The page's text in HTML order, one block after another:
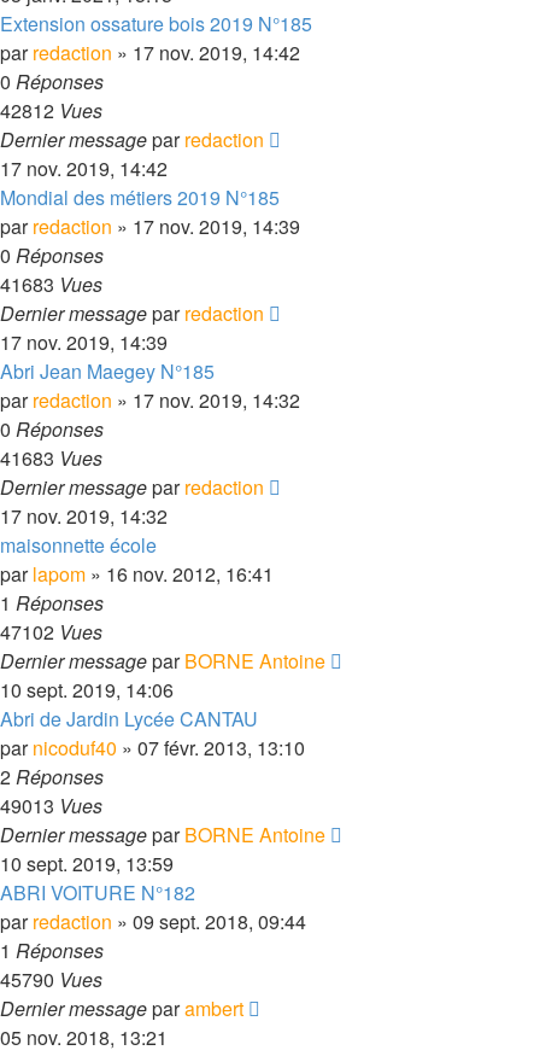
Extension ossature bois 2019 N°185
parredaction » 17 nov. 2019, 14:42
0 Réponses
42812 Vues
Dernier messageparredaction
17 nov. 2019, 14:42
Mondial des métiers 2019 N°185
parredaction » 17 nov. 2019, 14:39
0 Réponses
41683 Vues
Dernier messageparredaction
17 nov. 2019, 14:39
Abri Jean Maegey N°185
parredaction » 17 nov. 2019, 14:32
0 Réponses
41683 Vues
Dernier messageparredaction
17 nov. 2019, 14:32
maisonnette école
parlapom » 16 nov. 2012, 16:41
1 Réponses
47102 Vues
Dernier messageparBORNE Antoine
10 sept. 2019, 14:06
Abri de Jardin Lycée CANTAU
parnicoduf40 » 07 févr. 2013, 13:10
2Réponses
49013 Vues
Dernier messageparBORNE Antoine
10 sept. 2019, 13:59
ABRI VOITURE N°182
parredaction » 09 sept. 2018, 09:44
1 Réponses
45790 Vues
Dernier messageparambert
05 nov. 2018, 13:21